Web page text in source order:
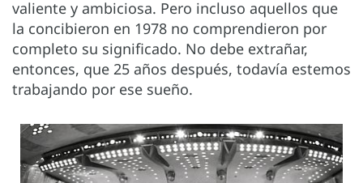
valiente y ambiciosa. Pero incluso aquellos que
la concibieron en 1978 no comprendieron por
completo su significado. No debe extrañar,
entonces, que 25 años después, todavía estemos
trabajando por ese sueño.